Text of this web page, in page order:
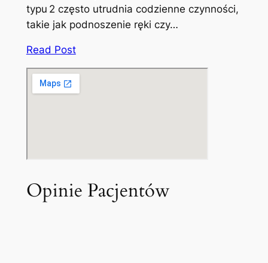
typu 2 często utrudnia codzienne czynności,
takie jak podnoszenie ręki czy…
Read Post
Opinie Pacjentów